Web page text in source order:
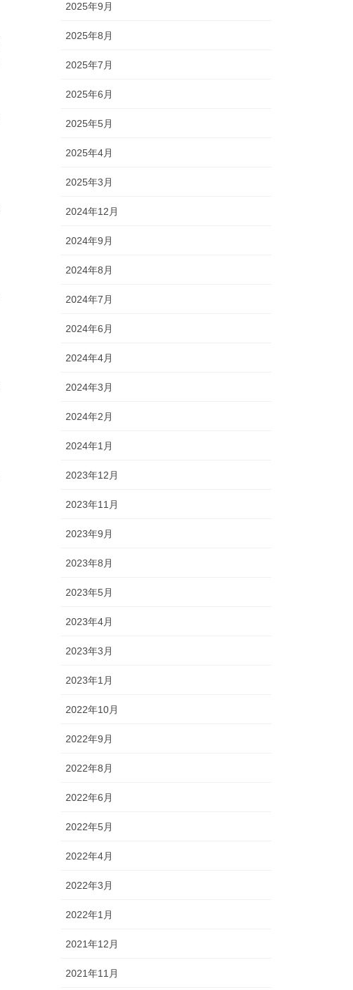
2025年9月
2025年8月
2025年7月
2025年6月
2025年5月
2025年4月
2025年3月
2024年12月
2024年9月
2024年8月
2024年7月
2024年6月
2024年4月
2024年3月
2024年2月
2024年1月
2023年12月
2023年11月
2023年9月
2023年8月
2023年5月
2023年4月
2023年3月
2023年1月
2022年10月
2022年9月
2022年8月
2022年6月
2022年5月
2022年4月
2022年3月
2022年1月
2021年12月
2021年11月